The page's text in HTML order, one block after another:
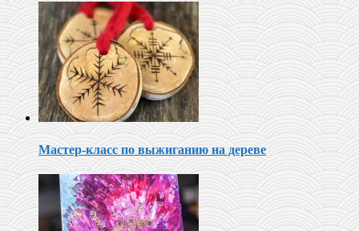
Мастер-класс по выжиганию на дереве